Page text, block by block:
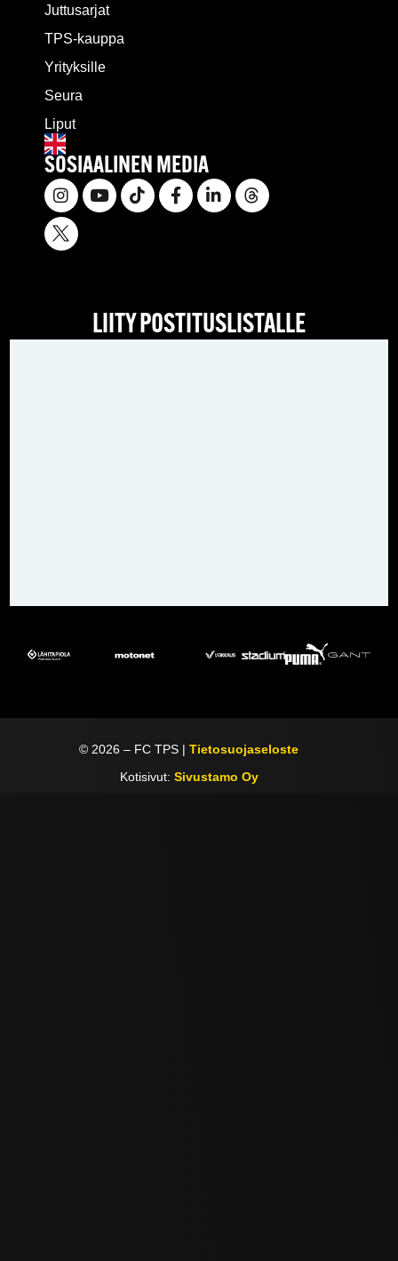
Juttusarjat
TPS-kauppa
Yrityksille
Seura
Liput
SOSIAALINEN MEDIA
LIITY POSTITUSLISTALLE
©2026 – FC TPS |Tietosuojaseloste
Kotisivut: Sivustamo Oy